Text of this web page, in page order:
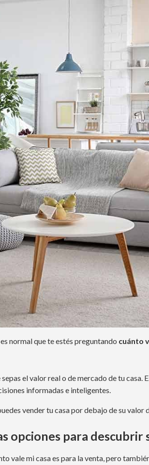
normal que te estés preguntando cuánto
el valor real o de mercado de tu casa.
informadas e inteligentes.
vender tu casa por debajo de su valor
opciones para descubrir
vale mi casa es para la venta, pero